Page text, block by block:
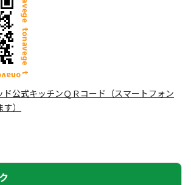
ド公式キッチンＱＲコード（スマートフォン
）